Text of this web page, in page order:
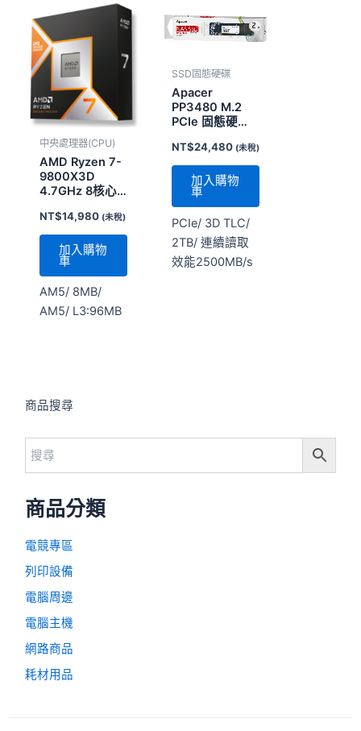
商品搜尋
商品分類
電競專區
列印設備
電腦周邊
電腦主機
網路商品
耗材用品
中央處理器(CPU)
AMD Ryzen 7-
9800X3D
4.7GHz 8核心 (
1000001084WOF
)
NT$14,980 (未稅)
加入購物
車
AM5/ 8MB/
AM5/ L3:96MB
SSD固態硬碟
Apacer
PP3480 M.2
PCIe 固態硬
限保固)
NT$24,480 (未稅)
加入購物
車
PCIe/ 3D TLC/
2TB/ 連續讀取
效能2500MB/s